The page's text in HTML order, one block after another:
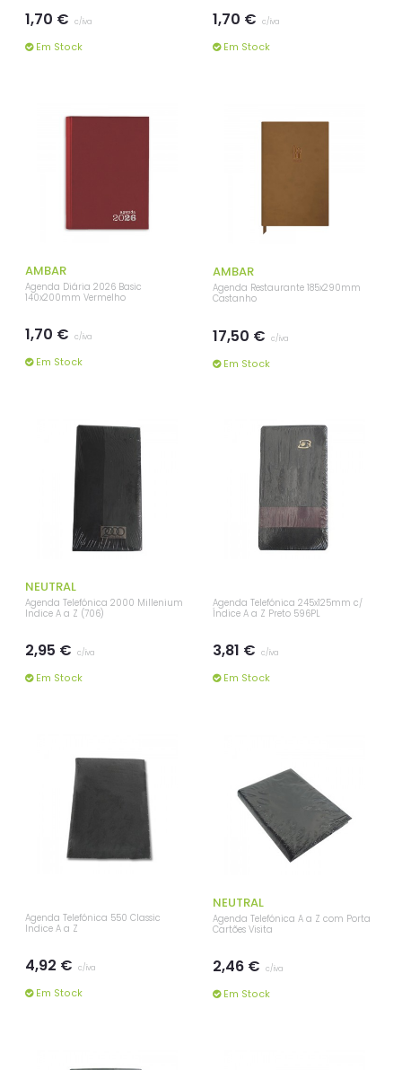
1,70 € c/iva
Em Stock
1,70 € c/iva
Em Stock
AMBAR
Agenda Diária 2026 Basic
140x200mm Vermelho
1,70 € c/iva
Em Stock
AMBAR
Agenda Restaurante 185x290mm
Castanho
17,50 € c/iva
Em Stock
NEUTRAL
Agenda Telefónica 2000 Millenium
Indice A a Z (706)
2,95 € c/iva
Em Stock
Agenda Telefónica 245x125mm c/
Índice A a Z Preto 596PL
3,81 € c/iva
Em Stock
Agenda Telefónica 550 Classic
Indice A a Z
4,92 € c/iva
Em Stock
NEUTRAL
Agenda Telefónica A a Z com Porta
Cartões Visita
2,46 € c/iva
Em Stock